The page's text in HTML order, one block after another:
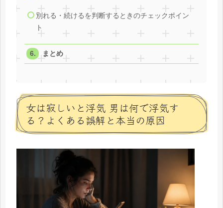
別れる・続けるを判断するときのチェックポイン
ト
まとめ
女は寂しいと浮気 男は何で浮気す
る？よくある誤解と本当の原因